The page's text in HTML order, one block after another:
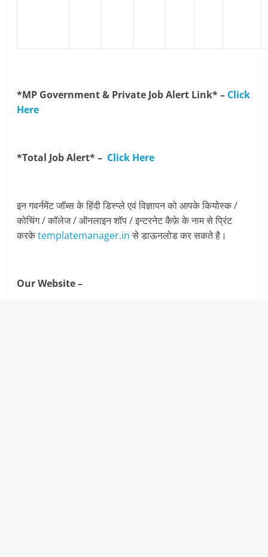
*MP Government & Private Job Alert Link* – Click
Here
*Total Job Alert* – Click Here
इन गवर्नमेंट जॉब्स के हिंदी डिस्प्ले एवं विज्ञापन को आपके कियोस्क /
कोचिंग / कॉलेज / ऑनलाइन शॉप / इन्टरनेट कैफ़े के नाम से प्रिंट
करकेtemplatemanager.inसे डाऊनलोड कर सकते है।
Our Website –